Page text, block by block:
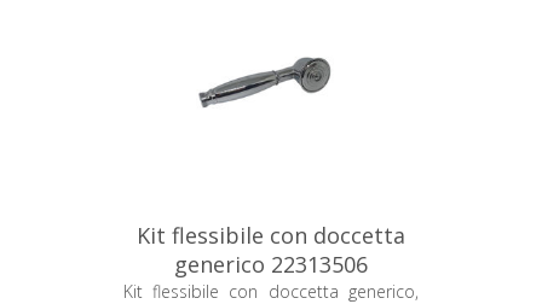
Kit flessibile con doccetta
generico 22313506
Kit flessibile con doccetta generico,